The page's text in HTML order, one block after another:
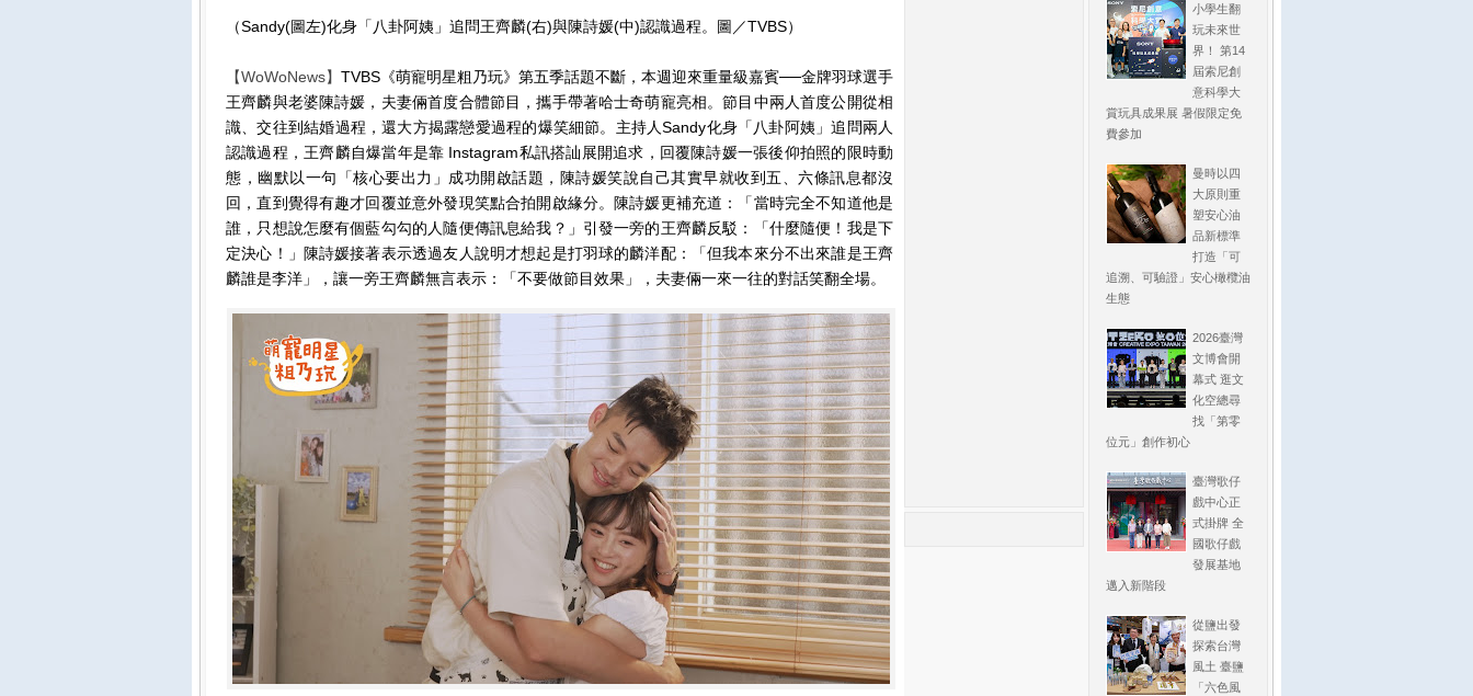
（Sandy(圖左)化身「八卦阿姨」追問王齊麟(右)與陳詩媛(中)認識過程。圖／TVBS）
【WoWoNews】 TVBS《萌寵明星粗乃玩》第五季話題不斷，本週迎來重量級嘉賓──金牌羽球選手
王齊麟與老婆陳詩媛，夫妻倆首度合體節目，攜手帶著哈士奇萌寵亮相。節目中兩人首度公開從相
識、交往到結婚過程，還大方揭露戀愛過程的爆笑細節。主持人Sandy化身「八卦阿姨」追問兩人
認識過程，王齊麟自爆當年是靠 Instagram私訊搭訕展開追求，回覆陳詩媛一張後仰拍照的限時動
態，幽默以一句「核心要出力」成功開啟話題，陳詩媛笑說自己其實早就收到五、六條訊息都沒
回，直到覺得有趣才回覆並意外發現笑點合拍開啟緣分。陳詩媛更補充道：「當時完全不知道他是
誰，只想說怎麼有個藍勾勾的人隨便傳訊息給我？」引發一旁的王齊麟反駁：「什麼隨便！我是下
定決心！」陳詩媛接著表示透過友人說明才想起是打羽球的麟洋配：「但我本來分不出來誰是王齊
麟誰是李洋」，讓一旁王齊麟無言表示：「不要做節目效果」，夫妻倆一來一往的對話笑翻全場。
小學生翻
玩未來世
界！ 第14
屆索尼創
意科學大
賞玩具成果展 暑假限定免
費參加
曼時以四
大原則重
塑安心油
品新標準
打造「可
追溯、可驗證」安心橄欖油
生態
2026臺灣
文博會開
幕式 逛文
化空總尋
找「第零
位元」創作初心
臺灣歌仔
戲中心正
式掛牌 全
國歌仔戲
發展基地
邁入新階段
從鹽出發
探索台灣
風土 臺鹽
「六色風